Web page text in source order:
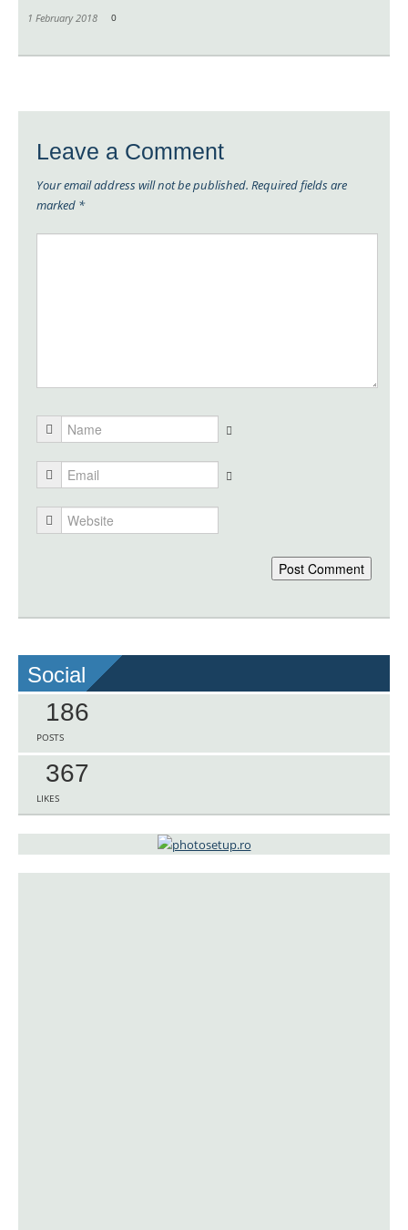
1 February 2018 0
Leave a Comment
Your email address will not be published. Required fields are
marked *
Social
186
POSTS
367
LIKES